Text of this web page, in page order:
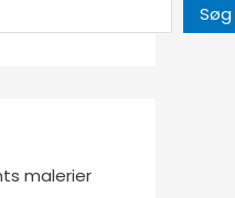
Søg
malerier